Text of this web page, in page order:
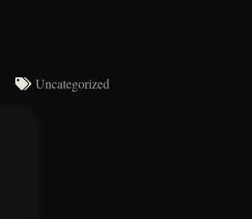
Uncategorized